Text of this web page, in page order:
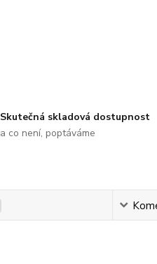
Skutečná skladová dostupnost
a co není, poptáváme